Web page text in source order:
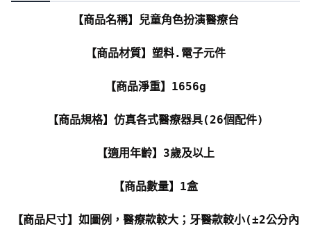
【商品名稱】兒童角色扮演醫療台
【商品材質】塑料.電子元件
【商品淨重】1656g
【商品規格】仿真各式醫療器具(26個配件)
【適用年齡】3歲及以上
【商品數量】1盒
【商品尺寸】如圖例，醫療款較大；牙醫款較小(±2公分內